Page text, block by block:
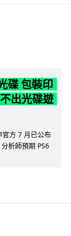
碟 包裝印
出光碟遊
官方 7 月已公布
析師預期 PS6